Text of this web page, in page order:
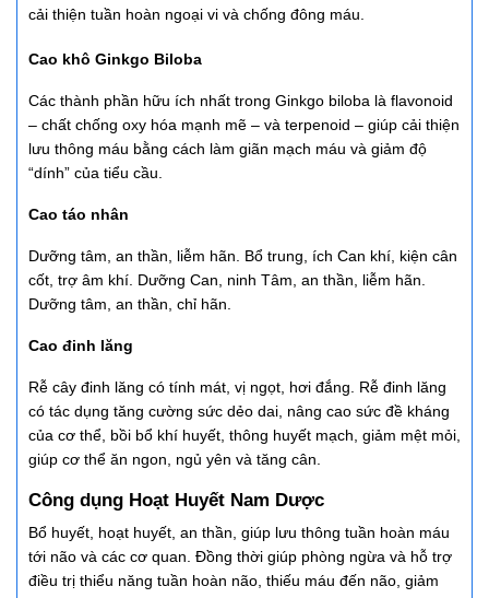
cải thiện tuần hoàn ngoại vi và chống đông máu.
Cao khô Ginkgo Biloba
Các thành phần hữu ích nhất trong Ginkgo biloba là flavonoid
– chất chống oxy hóa mạnh mẽ – và terpenoid – giúp cải thiện
lưu thông máu bằng cách làm giãn mạch máu và giảm độ
“dính” của tiểu cầu.
Cao táo nhân
Dưỡng tâm, an thần, liễm hãn. Bổ trung, ích Can khí, kiện cân
cốt, trợ âm khí. Dưỡng Can, ninh Tâm, an thần, liễm hãn.
Dưỡng tâm, an thần, chỉ hãn.
Cao đinh lăng
Rễ cây đinh lăng có tính mát, vị ngọt, hơi đắng. Rễ đinh lăng
có tác dụng tăng cường sức dẻo dai, nâng cao sức đề kháng
của cơ thể, bồi bổ khí huyết, thông huyết mạch, giảm mệt mỏi,
giúp cơ thể ăn ngon, ngủ yên và tăng cân.
Công dụng Hoạt Huyết Nam Dược
Bổ huyết, hoạt huyết, an thần, giúp lưu thông tuần hoàn máu
tới não và các cơ quan. Đồng thời giúp phòng ngừa và hỗ trợ
điều trị thiểu năng tuần hoàn não, thiếu máu đến não, giảm